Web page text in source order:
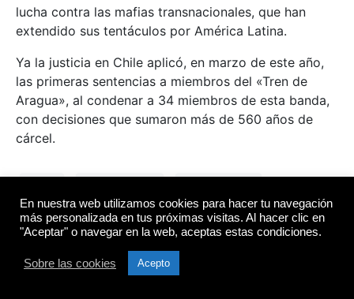
lucha contra las mafias transnacionales, que han
extendido sus tentáculos por América Latina.
Ya la justicia en Chile aplicó, en marzo de este año,
las primeras sentencias a miembros del «Tren de
Aragua», al condenar a 34 miembros de esta banda,
con decisiones que sumaron más de 560 años de
cárcel.
nacional Tren de Aragua
Detuvieron a venezolanos
En nuestra web utilizamos cookies para hacer tu navegación
más personalizada en tus próximas visitas. Al hacer clic en
"Aceptar" o navegar en la web, aceptas estas condiciones.
Sobre las cookies Acepto